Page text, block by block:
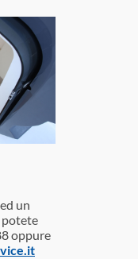
un
potete
oppure